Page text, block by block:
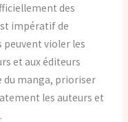
des
impératif de
peuvent violer les
et aux éditeurs
du manga, prioriser
les auteurs et